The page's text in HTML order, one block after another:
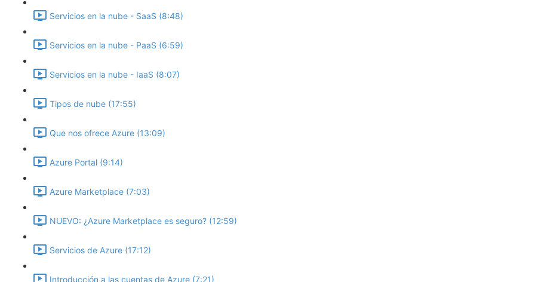
Servicios en la nube - SaaS (8:48)
Servicios en la nube - PaaS (6:59)
Servicios en la nube - IaaS (8:07)
Tipos de nube (17:55)
Que nos ofrece Azure (13:09)
Azure Portal (9:14)
Azure Marketplace (7:03)
NUEVO: ¿Azure Marketplace es seguro? (12:59)
Servicios de Azure (17:12)
Introducción a las cuentas de Azure (7:21)